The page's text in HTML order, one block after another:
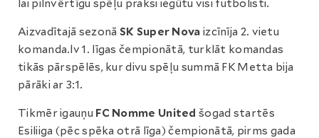
lai pilnvērtīgu spēļu praksi iegūtu visi futbolisti.
Aizvadītajā sezonā SK Super Nova izcīnīja 2. vietu
komanda.lv 1. līgas čempionātā, turklāt komandas
tikās pārspēlēs, kur divu spēļu summā FK Metta bija
pārāki ar 3:1.
Tikmēr igauņu FC Nomme Unitedšogad startēs
Esiliiga (pēc spēka otrā līga) čempionātā, pirms gada